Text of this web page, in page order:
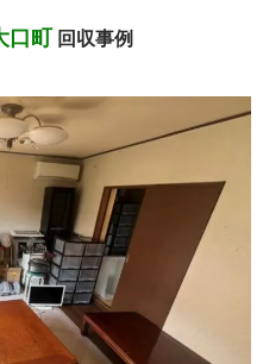
口町 回収事例